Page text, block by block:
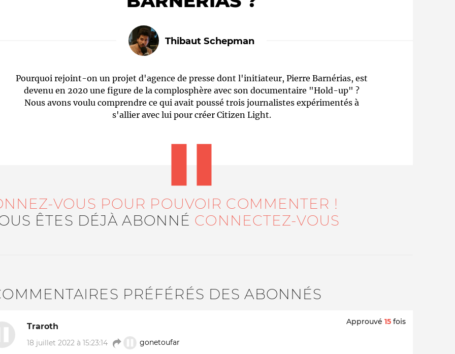
L'équipe
Thibaut Schepman
Pourquoi rejoint-on un projet d'agence de presse dont l'initiateur, Pierre Barnérias, est
devenu en 2020 une figure de la complosphère avec son documentaire "Hold-up" ?
Nous avons voulu comprendre ce qui avait poussé trois journalistes expérimentés à
s'allier avec lui pour créer Citizen Light.
VOUS POUR POUVOIR COMMENTER !
ÊTES DÉJÀ ABONNÉ CONNECTEZ-VOUS
PRÉFÉRÉS DES ABONNÉS
Traroth
18 juillet 2022 à 15:23:14 gonetoufar
Approuvé 15 fois